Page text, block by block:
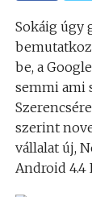
Sokáig úgy
be, a
semmi ami
szerint
vállalat új,
Android 4.4